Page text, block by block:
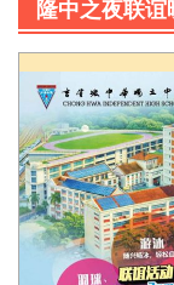
隆中之夜联谊